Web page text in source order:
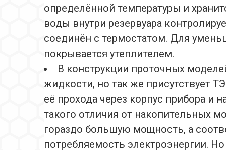
определённой температуры и
воды внутри резервуара
соединён с термостатом. Для
покрывается утеплителем.
В конструкции проточных
жидкости, но так же присутствует
её прохода через корпус прибора и
такого отличия от накопительных
гораздо большую мощность, а
потребляемость электроэнергии.